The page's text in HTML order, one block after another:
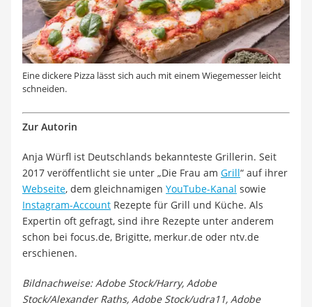
Eine dickere Pizza lässt sich auch mit einem Wiegemesser leicht
schneiden.
Zur Autorin
Anja Würfl ist Deutschlands bekannteste Grillerin. Seit
2017 veröffentlicht sie unter „Die Frau am Grill“ auf ihrer
Webseite, dem gleichnamigen YouTube-Kanal sowie
Instagram-Account Rezepte für Grill und Küche. Als
Expertin oft gefragt, sind ihre Rezepte unter anderem
schon bei focus.de, Brigitte, merkur.de oder ntv.de
erschienen.
Bildnachweise: Adobe Stock/Harry, Adobe
Stock/Alexander Raths, Adobe Stock/udra11, Adobe